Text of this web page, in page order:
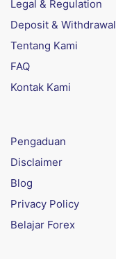
Legal & Regulation
Deposit & Withdrawal
Tentang Kami
FAQ
Kontak Kami
Pengaduan
Disclaimer
Blog
Privacy Policy
Belajar Forex